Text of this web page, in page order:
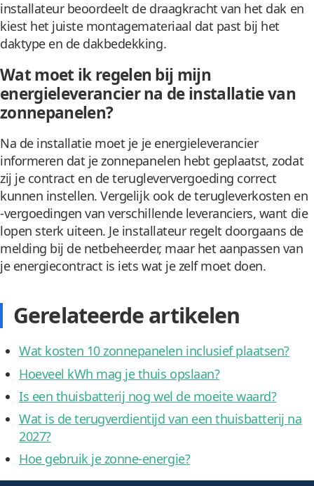
installateur beoordeelt de draagkracht van het dak en
kiest het juiste montagemateriaal dat past bij het
daktype en de dakbedekking.
Wat moet ik regelen bij mijn
energieleverancier na de installatie van
zonnepanelen?
Na de installatie moet je je energieleverancier
informeren dat je zonnepanelen hebt geplaatst, zodat
zij je contract en de terugleververgoeding correct
kunnen instellen. Vergelijk ook de terugleverkosten en
-vergoedingen van verschillende leveranciers, want die
lopen sterk uiteen. Je installateur regelt doorgaans de
melding bij de netbeheerder, maar het aanpassen van
je energiecontract is iets wat je zelf moet doen.
Gerelateerde artikelen
Wat kosten 10 zonnepanelen inclusief plaatsen?
Hoeveel kWh mag je thuis opslaan?
Is een thuisbatterij nog wel de moeite waard?
Wat is de terugverdientijd van een thuisbatterij na
2027?
Hoe gebruik je zonne-energie?